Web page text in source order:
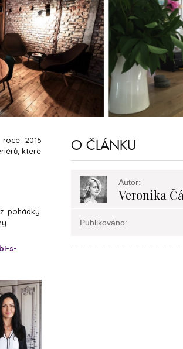
2015
které
pohádky.
s-
O ČLÁNKU
Autor:
Veronika
Publikováno: